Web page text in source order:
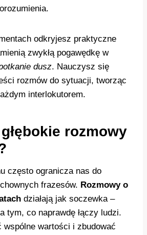
odkryjesz praktyczne
zwykłą pogawędkę w
dusz. Nauczysz się
rozmów do sytuacji, tworząc
interlokutorem.
rozmowy
często ogranicza nas do
frazesów. Rozmowy o
działają jak soczewka –
tym, co naprawdę łączy ludzi.
wspólne wartości i zbudować